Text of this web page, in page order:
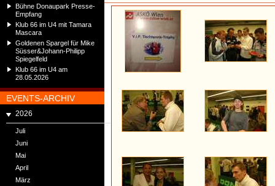
Bühne Donaupark Presse-
Empfang
Klub 66 im U4 mit Tamara
Mascara
Goldenen Spargel für Mike
Süsser&Johann-Philipp
Spiegelfeld
Klub 66 im U4 am
28.05.2026
EVENTS-ARCHIV
2026
Juli
Juni
Mai
April
März